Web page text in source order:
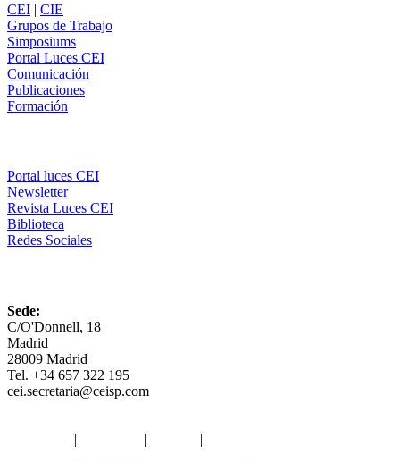
CEI | CIE
Grupos de Trabajo
Simposiums
Portal Luces CEI
Comunicación
Publicaciones
Formación
Portal luces CEI
Newsletter
Revista Luces CEI
Biblioteca
Redes Sociales
Sede:
C/O'Donnell, 18
Madrid
28009 Madrid
Tel. +34 657 322 195
cei.secretaria@ceisp.com
| | |